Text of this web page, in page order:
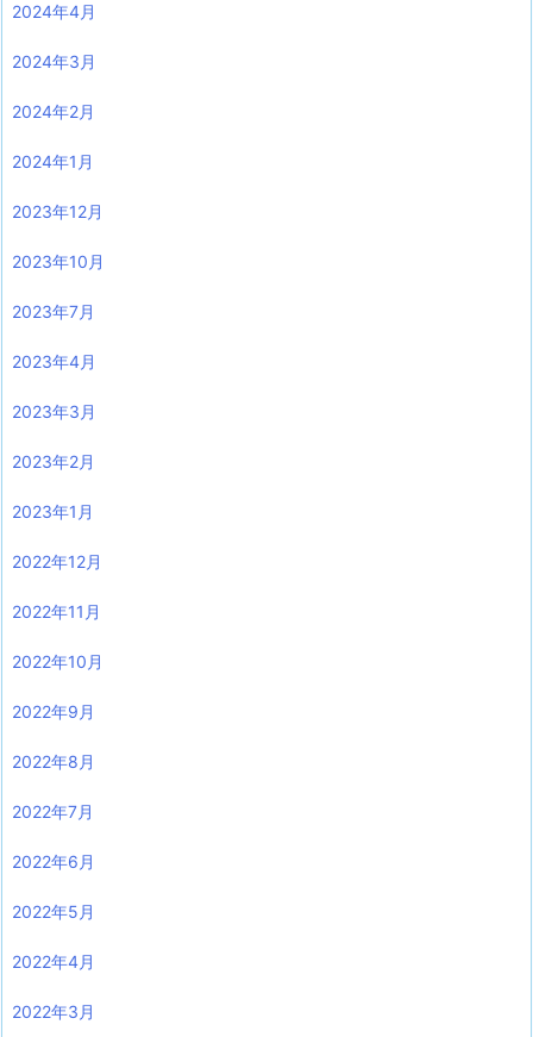
2024年4月
2024年3月
2024年2月
2024年1月
2023年12月
2023年10月
2023年7月
2023年4月
2023年3月
2023年2月
2023年1月
2022年12月
2022年11月
2022年10月
2022年9月
2022年8月
2022年7月
2022年6月
2022年5月
2022年4月
2022年3月